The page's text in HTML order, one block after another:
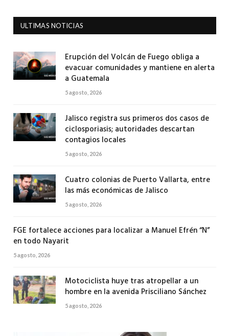
ULTIMAS NOTICIAS
Erupción del Volcán de Fuego obliga a
evacuar comunidades y mantiene en alerta
a Guatemala
5 agosto, 2026
Jalisco registra sus primeros dos casos de
ciclosporiasis; autoridades descartan
contagios locales
5 agosto, 2026
Cuatro colonias de Puerto Vallarta, entre
las más económicas de Jalisco
5 agosto, 2026
FGE fortalece acciones para localizar a Manuel Efrén “N”
en todo Nayarit
5 agosto, 2026
Motociclista huye tras atropellar a un
hombre en la avenida Prisciliano Sánchez
5 agosto, 2026